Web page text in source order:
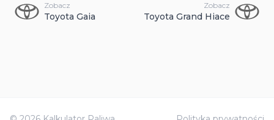
Zobacz
Toyota Gaia
Zobacz
Toyota Grand Hiace